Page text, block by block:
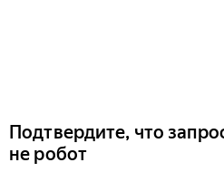
Подтвердите, что
не робот